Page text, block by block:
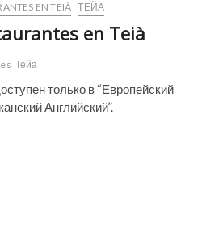
EN TEIÀ ТЕЙА
en Teià
Тейа
только в “Европейский
Английский”.